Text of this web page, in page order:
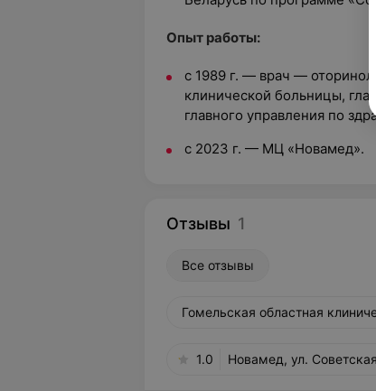
Опыт работы:
с 1989 г. — врач —
клинической больницы,
главного управления по
с 2023 г. — МЦ «Новамед».
Отзывы 1
Все отзывы
Гомельская областная
1.0 Новамед, ул.